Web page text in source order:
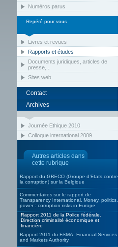
Numéros parus
Repéré pour vous
Livres et revues
Rapports et études
Documents juridiques, articles de
presse,...
Sites web
Contact
Archives
Journée Ethique 2010
Colloque international 2009
Autres articles dans
cette rubrique
Rapport du GRECO (Groupe d’Etats contre
la corruption) sur la Belgique
Commentaires sur le rapport de
Transparency International. Money, politics,
power : corruption risks in Europe
Rapport 2011 de la Police fédérale.
Direction criminalité économique et
financière
Rapport 2011 du FSMA, Financial Services
and Markets Authority